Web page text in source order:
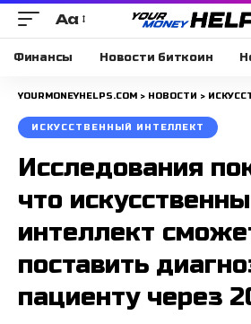
Размера
шрифта
Aa
Финансы Новости биткоин
YOURMONEYHELPS.COM > НОВОСТИ >
ИСКУССТВЕННЫЙ ИНТЕЛЛЕКТ
Исследования
что
интеллект
поставить
пациенту через